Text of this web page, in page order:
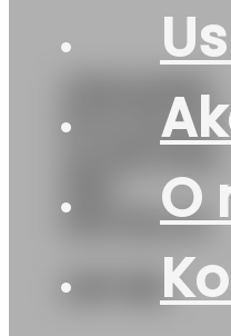
O
255/40R18
M+S PILOT-
MICHELIN
407